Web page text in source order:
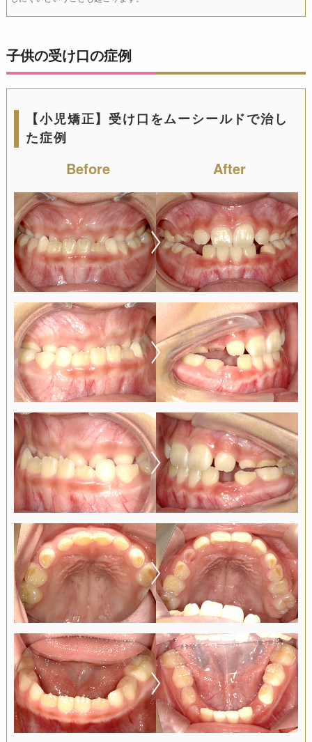
子供の受け口の症例
【小児矯正】受け口をムーシールドで治し
た症例
Before After